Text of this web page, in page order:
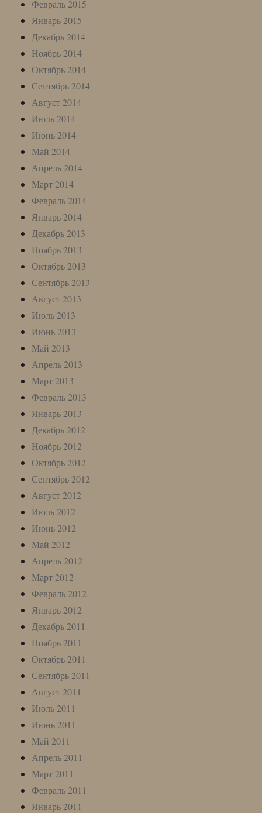
Февраль 2015
Январь 2015
Декабрь 2014
Ноябрь 2014
Октябрь 2014
Сентябрь 2014
Август 2014
Июль 2014
Июнь 2014
Май 2014
Апрель 2014
Март 2014
Февраль 2014
Январь 2014
Декабрь 2013
Ноябрь 2013
Октябрь 2013
Сентябрь 2013
Август 2013
Июль 2013
Июнь 2013
Май 2013
Апрель 2013
Март 2013
Февраль 2013
Январь 2013
Декабрь 2012
Ноябрь 2012
Октябрь 2012
Сентябрь 2012
Август 2012
Июль 2012
Июнь 2012
Май 2012
Апрель 2012
Март 2012
Февраль 2012
Январь 2012
Декабрь 2011
Ноябрь 2011
Октябрь 2011
Сентябрь 2011
Август 2011
Июль 2011
Июнь 2011
Май 2011
Апрель 2011
Март 2011
Февраль 2011
Январь 2011